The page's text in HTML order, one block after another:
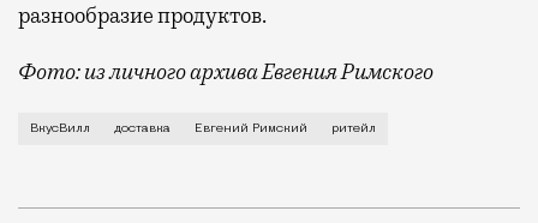
разнообразиепродуктов.
Фото: из личного архива Евгения Римского
Рынок российского продуктового ритейла
ВкусВилл доставка Евгений Римский ритейл